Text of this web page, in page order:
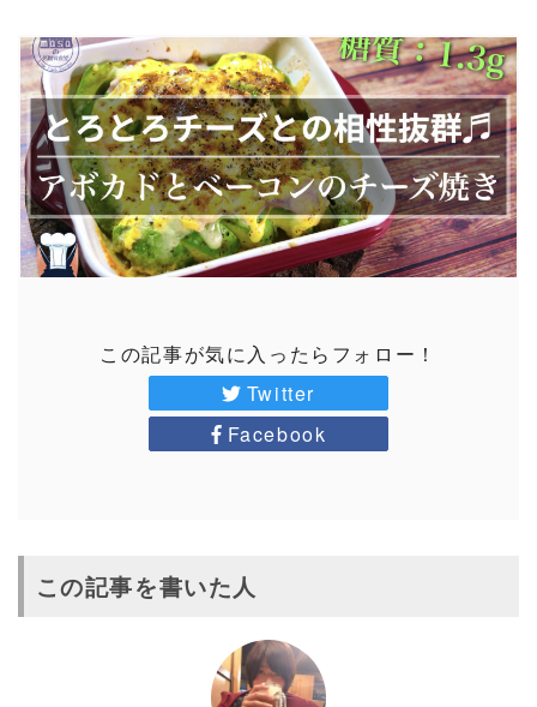
この記事が気に入ったらフォロー！
Twitter
Facebook
この記事を書いた人